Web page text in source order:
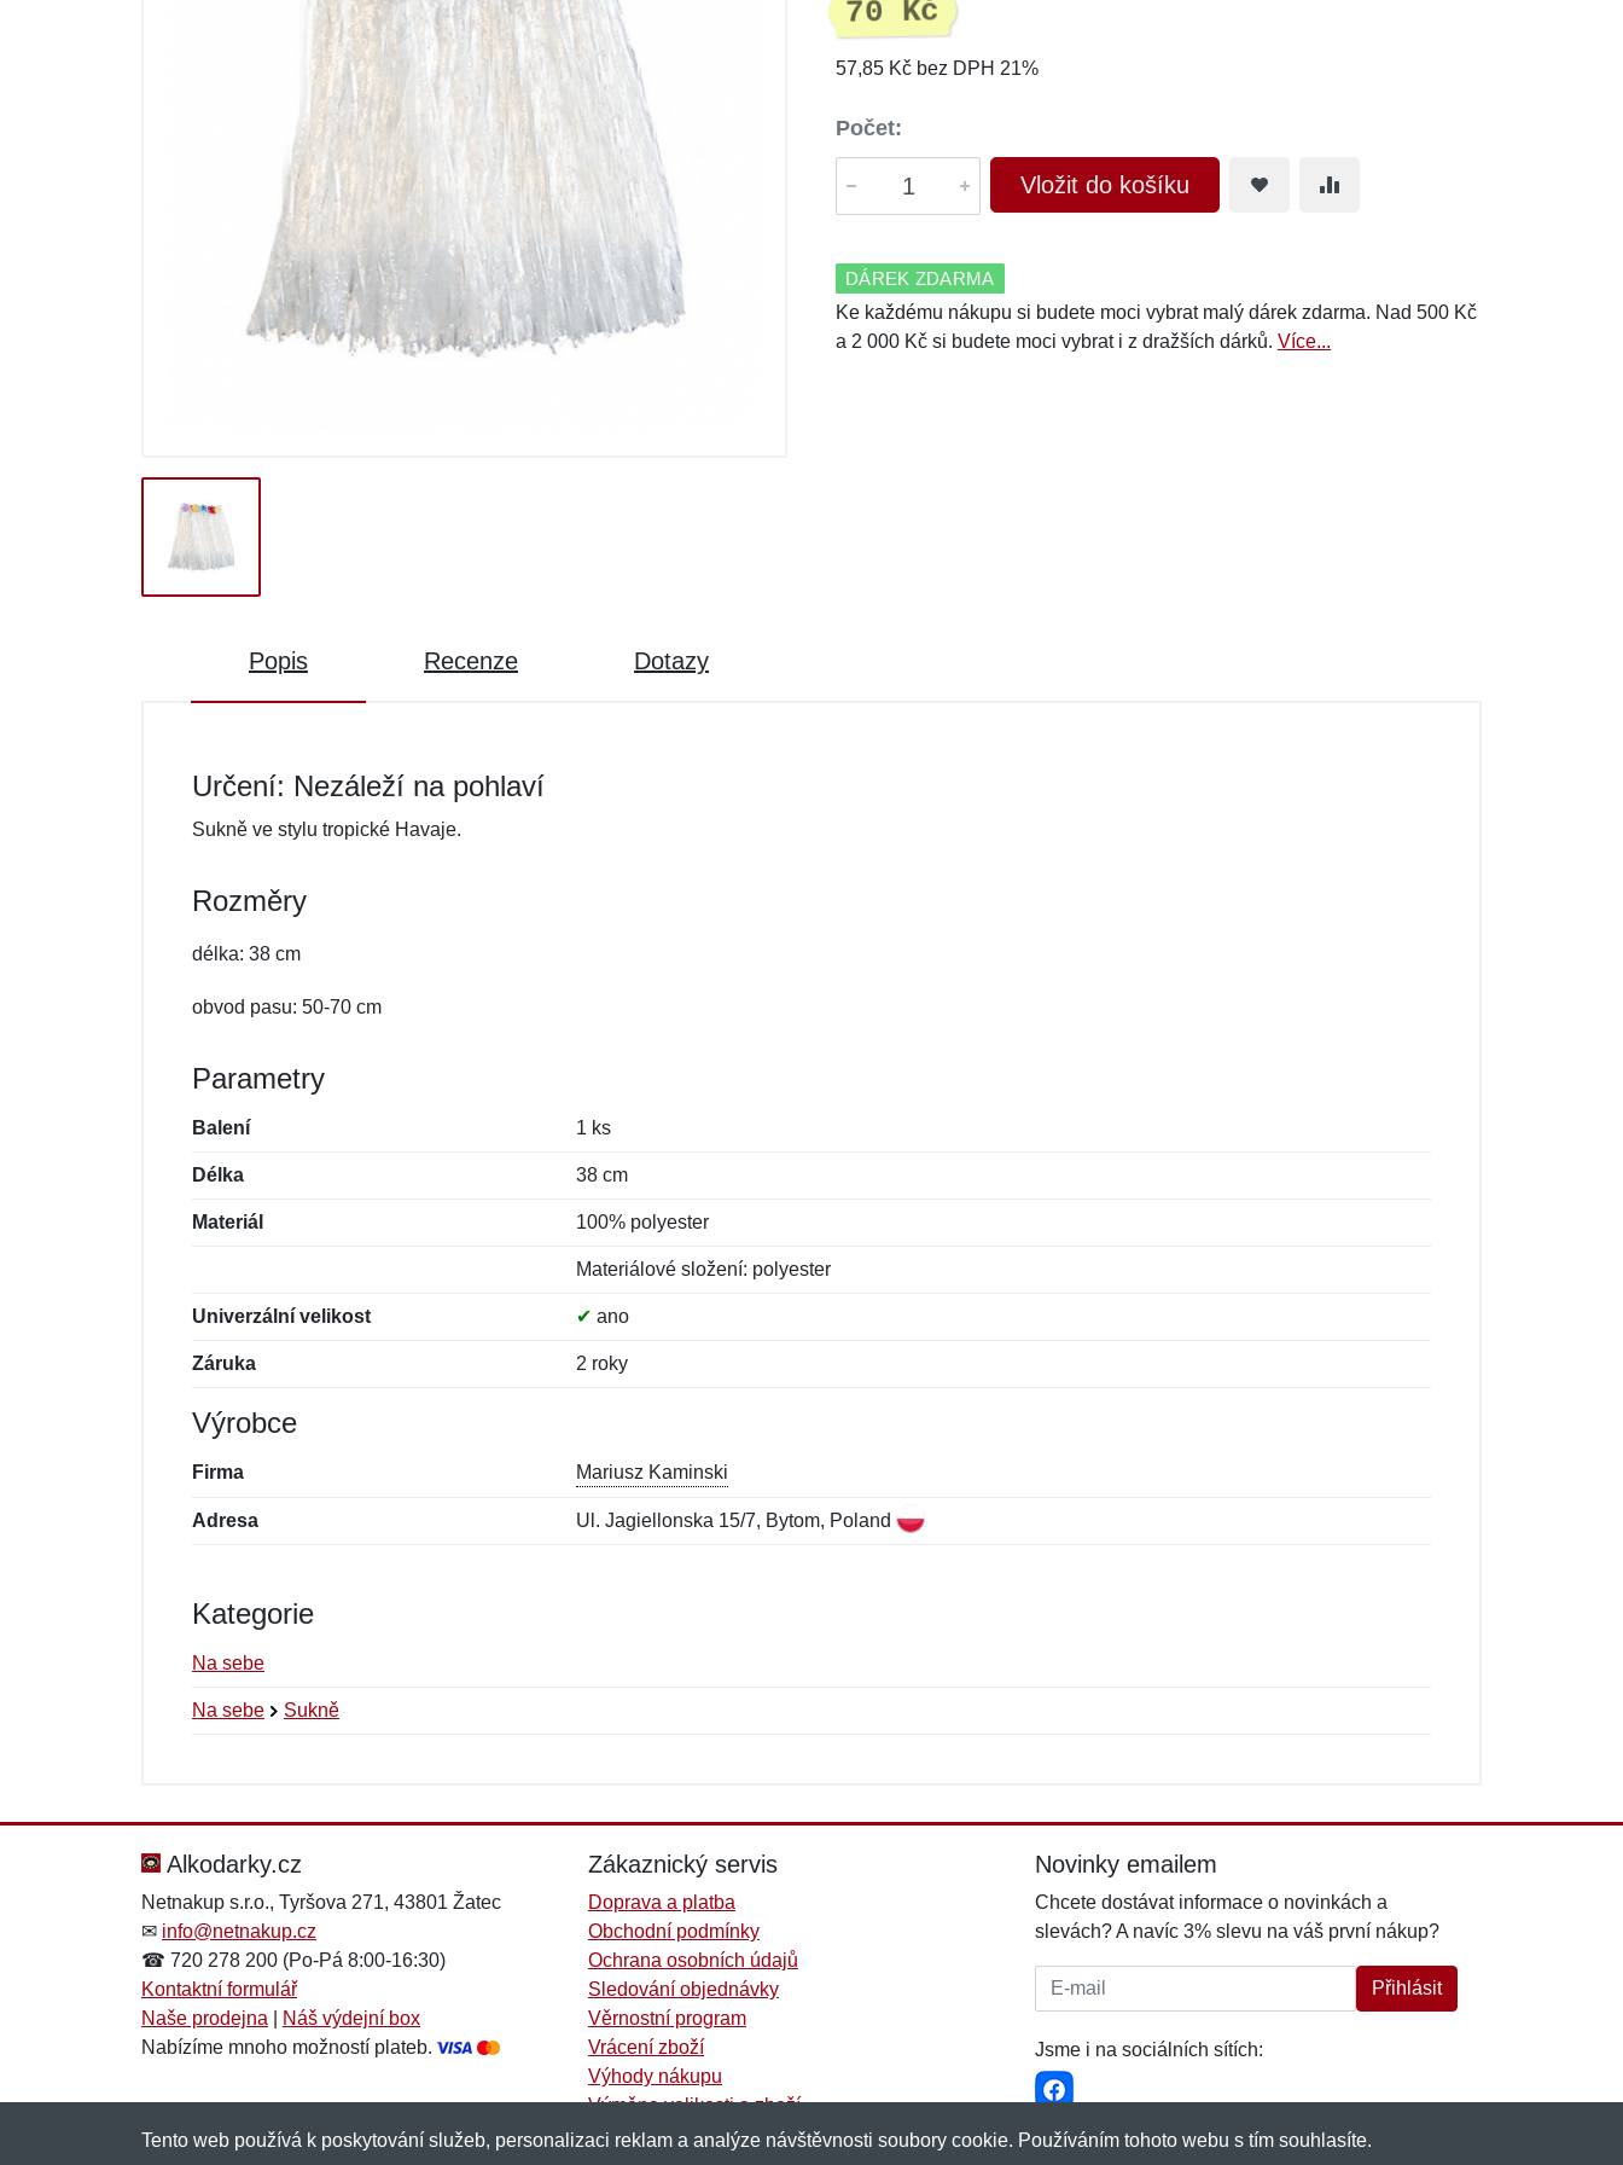
70 Kč
57,85 Kč bez DPH 21%
Počet:
Vložit do košíku
DÁREK ZDARMA
Ke každému nákupu si budete moci vybrat malý dárek zdarma. Nad 500 Kč
a 2 000 Kč si budete moci vybrat i z dražších dárků. Více...
Popis Recenze Dotazy
Určení: Nezáleží na pohlaví
Sukně ve stylu tropické Havaje.
Rozměry
délka: 38 cm
obvod pasu: 50-70 cm
Parametry
Balení 1 ks
Délka 38 cm
Materiál 100% polyester
Materiálové složení: polyester
Univerzální velikost ✔ ano
Záruka 2 roky
Výrobce
Firma Mariusz Kaminski
Adresa Ul. Jagiellonska 15/7, Bytom, Poland
Kategorie
Na sebe
Na sebe Sukně
Zpráva*
Zpráva*
Alkodarky.cz
Netnakup s.r.o., Tyršova 271, 43801 Žatec
✉ info@netnakup.cz
☎ 720 278 200 (Po-Pá 8:00-16:30)
Kontaktní formulář
Naše prodejna
Náš výdejní box
Nabízíme mnoho možností plateb.
Zákaznický servis
Doprava a platba
Obchodní podmínky
Ochrana osobních údajů
Sledování objednávky
Věrnostní program
Vrácení zboží
Výhody nákupu
Výměna velikosti a zboží
Více informací...
Novinky emailem
Chcete dostávat informace o novinkách a
slevách? A navíc 3% slevu na váš první nákup?
E-mail: Přihlásit
Jsme i na sociálních sítích:
Tento web používá k poskytování služeb, personalizaci reklam a analýze návštěvnosti soubory cookie. Používáním tohoto webu s tím souhlasíte.